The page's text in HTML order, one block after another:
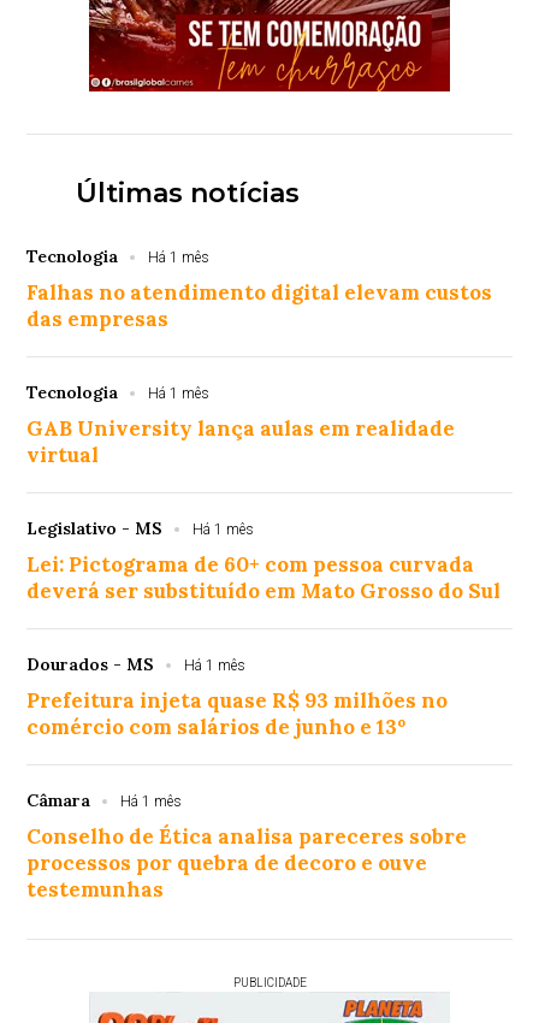
Últimas notícias
Tecnologia Há 1 mês
Falhas no atendimento digital elevam custos
das empresas
Tecnologia Há 1 mês
GAB University lança aulas em realidade
virtual
Legislativo - MS Há 1 mês
Lei: Pictograma de 60+ com pessoa curvada
deverá ser substituído em Mato Grosso do Sul
Dourados - MS Há 1 mês
Prefeitura injeta quase R$ 93 milhões no
comércio com salários de junho e 13º
Câmara Há 1 mês
Conselho de Ética analisa pareceres sobre
processos por quebra de decoro e ouve
testemunhas
PUBLICIDADE